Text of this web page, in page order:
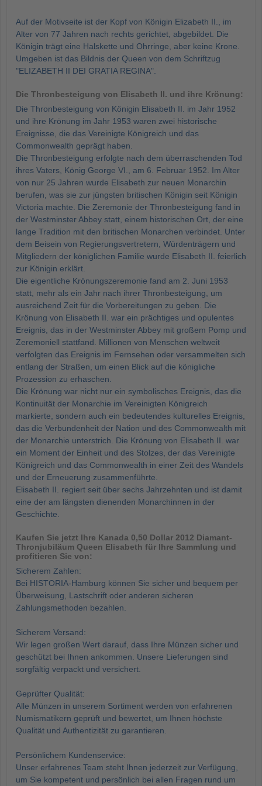
Auf der Motivseite ist der Kopf von Königin Elizabeth II., im
Alter von 77 Jahren nach rechts gerichtet, abgebildet. Die
Königin trägt eine Halskette und Ohrringe, aber keine Krone.
Umgeben ist das Bildnis der Queen von dem Schriftzug
"ELIZABETH II DEI GRATIA REGINA".
Die Thronbesteigung von Elisabeth II. und ihre Krönung:
Die Thronbesteigung von Königin Elisabeth II. im Jahr 1952
und ihre Krönung im Jahr 1953 waren zwei historische
Ereignisse, die das Vereinigte Königreich und das
Commonwealth geprägt haben.
Die Thronbesteigung erfolgte nach dem überraschenden Tod
ihres Vaters, König George VI., am 6. Februar 1952. Im Alter
von nur 25 Jahren wurde Elisabeth zur neuen Monarchin
berufen, was sie zur jüngsten britischen Königin seit Königin
Victoria machte. Die Zeremonie der Thronbesteigung fand in
der Westminster Abbey statt, einem historischen Ort, der eine
lange Tradition mit den britischen Monarchen verbindet. Unter
dem Beisein von Regierungsvertretern, Würdenträgern und
Mitgliedern der königlichen Familie wurde Elisabeth II. feierlich
zur Königin erklärt.
Die eigentliche Krönungszeremonie fand am 2. Juni 1953
statt, mehr als ein Jahr nach ihrer Thronbesteigung, um
ausreichend Zeit für die Vorbereitungen zu geben. Die
Krönung von Elisabeth II. war ein prächtiges und opulentes
Ereignis, das in der Westminster Abbey mit großem Pomp und
Zeremoniell stattfand. Millionen von Menschen weltweit
verfolgten das Ereignis im Fernsehen oder versammelten sich
entlang der Straßen, um einen Blick auf die königliche
Prozession zu erhaschen.
Die Krönung war nicht nur ein symbolisches Ereignis, das die
Kontinuität der Monarchie im Vereinigten Königreich
markierte, sondern auch ein bedeutendes kulturelles Ereignis,
das die Verbundenheit der Nation und des Commonwealth mit
der Monarchie unterstrich. Die Krönung von Elisabeth II. war
ein Moment der Einheit und des Stolzes, der das Vereinigte
Königreich und das Commonwealth in einer Zeit des Wandels
und der Erneuerung zusammenführte.
Elisabeth II. regiert seit über sechs Jahrzehnten und ist damit
eine der am längsten dienenden Monarchinnen in der
Geschichte.
Kaufen Sie jetzt Ihre Kanada 0,50 Dollar 2012 Diamant-
Thronjubiläum Queen Elisabeth für Ihre Sammlung und
profitieren Sie von:
Sicherem Zahlen:
Bei HISTORIA-Hamburg können Sie sicher und bequem per
Überweisung, Lastschrift oder anderen sicheren
Zahlungsmethoden bezahlen.
Sicherem Versand:
Wir legen großen Wert darauf, dass Ihre Münzen sicher und
geschützt bei Ihnen ankommen. Unsere Lieferungen sind
sorgfältig verpackt und versichert.
Geprüfter Qualität:
Alle Münzen in unserem Sortiment werden von erfahrenen
Numismatikern geprüft und bewertet, um Ihnen höchste
Qualität und Authentizität zu garantieren.
Persönlichem Kundenservice:
Unser erfahrenes Team steht Ihnen jederzeit zur Verfügung,
um Sie kompetent und persönlich bei allen Fragen rund um